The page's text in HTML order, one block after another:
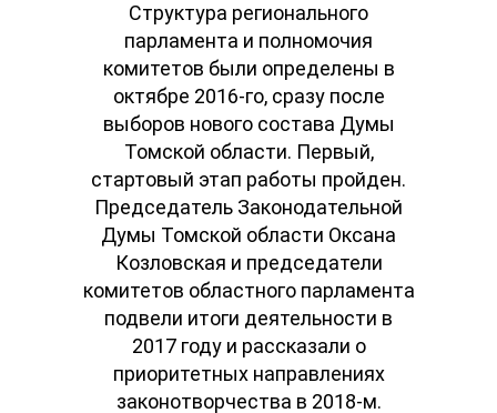
Структура регионального
парламента и полномочия
комитетов были определены в
октябре 2016-го, сразу после
выборов нового состава Думы
Томской области. Первый,
стартовый этап работы пройден.
Председатель Законодательной
Думы Томской области Оксана
Козловская и председатели
комитетов областного парламента
подвели итоги деятельности в
2017 году и рассказали о
приоритетных направлениях
законотворчества в 2018-м.